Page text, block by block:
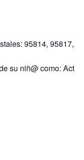
95814, 95817,
su niñ@ como: